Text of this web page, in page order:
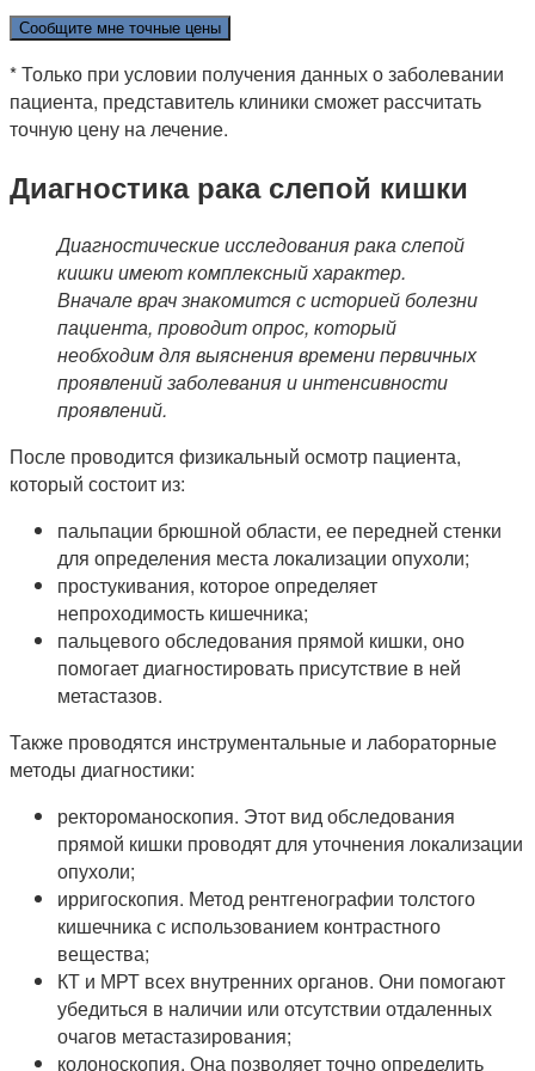
Сообщите мне точные цены
* Только при условии получения данных о заболевании
пациента, представитель клиники сможет рассчитать
точную цену на лечение.
Диагностика рака слепой кишки
Диагностические исследования рака слепой
кишки имеют комплексный характер.
Вначале врач знакомится с историей болезни
пациента, проводит опрос, который
необходим для выяснения времени первичных
проявлений заболевания и интенсивности
проявлений.
После проводится физикальный осмотр пациента,
который состоит из:
пальпации брюшной области, ее передней стенки
для определения места локализации опухоли;
простукивания, которое определяет
непроходимость кишечника;
пальцевого обследования прямой кишки, оно
помогает диагностировать присутствие в ней
метастазов.
Также проводятся инструментальные и лабораторные
методы диагностики:
ректороманоскопия. Этот вид обследования
прямой кишки проводят для уточнения локализации
опухоли;
ирригоскопия. Метод рентгенографии толстого
кишечника с использованием контрастного
вещества;
КТ и МРТ всех внутренних органов. Они помогают
убедиться в наличии или отсутствии отдаленных
очагов метастазирования;
колоноскопия. Она позволяет точно определить